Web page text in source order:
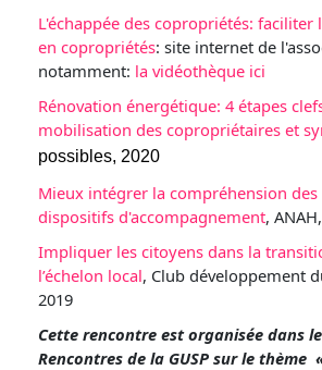
L'échappée des copropriétés:
en copropriétés: site internet de
notamment: la vidéothèque ici
Rénovation énergétique: 4 étapes
mobilisation des copropriétaires et
possibles, 2020
Mieux intégrer la compréhension des
dispositifs d'accompagnement,
Impliquer les citoyens dans la
l’échelon local, Club développement
2019
Cette rencontre est organisée dans
Rencontres de la GUSP sur le thème